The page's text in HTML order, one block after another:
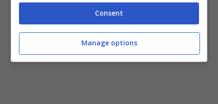
genuina possa dare una marcia in più al
programma.
Consent
Manage options